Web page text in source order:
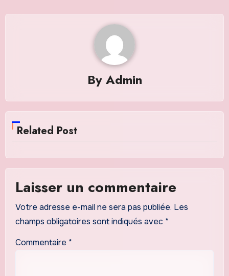
By Admin
Related Post
Laisser un commentaire
Votre adresse e-mail ne sera pas publiée. Les
champs obligatoires sont indiqués avec *
Commentaire *